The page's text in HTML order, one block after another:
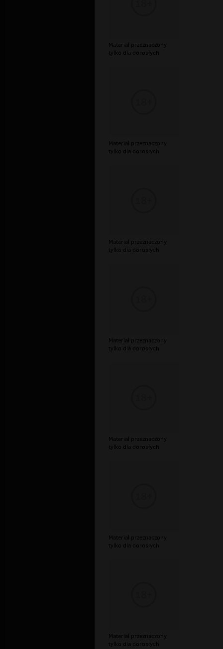
Materiał przeznaczony
tylko dla dorosłych
Materiał przeznaczony
tylko dla dorosłych
Materiał przeznaczony
tylko dla dorosłych
Materiał przeznaczony
tylko dla dorosłych
Materiał przeznaczony
tylko dla dorosłych
Materiał przeznaczony
tylko dla dorosłych
Materiał przeznaczony
tylko dla dorosłych